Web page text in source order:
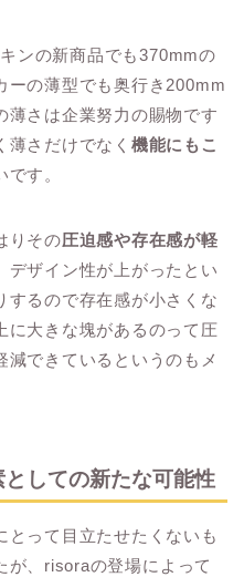
ンの新商品でも370mmの
ーの薄型でも奥行き200mm
薄さは企業努力の賜物です
さだけでなく 機能にもこ
す。
りその圧迫感や存在感が軽
デザイン性が上がったとい
するので存在感が小さくな
に大きな塊があるのって圧
できているというのもメ
しての新たな可能性
とって目立たせたくないも
が、risoraの登場によって